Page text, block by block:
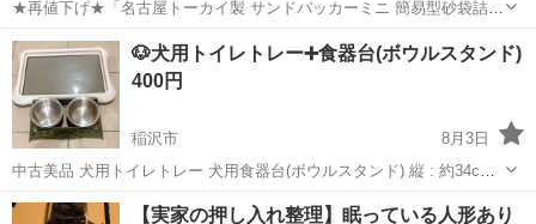
★再値下げ★「名古屋トーカイ製 サンドパッカーミニ 簡易型砂袋詰機
使用可」「実働確認済み」「現状渡し」 【新品時価格】レギュラーサ
イズで99万円(※今回はミニ) 【サイズ】横：185cm、奥行き：
101.5cm、高さ2...
愛知 稲沢市 山崎駅 その他
🐶犬用トイレトレー➕食器台(ボウルスタンド)
400円
稲沢市
8月3日
中古美品 犬用トイレトレー 犬用食器台(ボウルスタンド) 縦 : 約34cm
横 : 約47cm 素人寸法のため多少の誤差あり 我が家のものではなく、
実家の犬が使用していたものになるため購入場所や購入時期には分か
愛知 稲沢市 その他 トイレ
【実家の押し入れ整理】眠っている人形あり